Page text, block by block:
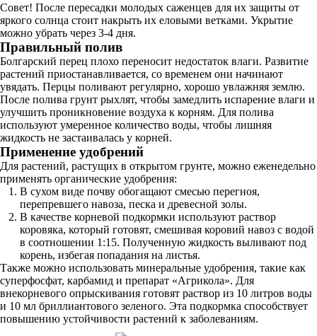
Совет! После пересадки молодых саженцев для их защиты от
яркого солнца стоит накрыть их еловыми ветками. Укрытие
можно убрать через 3-4 дня.
Правильный полив
Болгарский перец плохо переносит недостаток влаги. Развитие
растений приостанавливается, со временем они начинают
увядать. Перцы поливают регулярно, хорошо увлажняя землю.
После полива грунт рыхлят, чтобы замедлить испарение влаги и
улучшить проникновение воздуха к корням. Для полива
используют умеренное количество воды, чтобы лишняя
жидкость не застаивалась у корней.
Применение удобрений
Для растений, растущих в открытом грунте, можно еженедельно
применять органические удобрения:
В сухом виде почву обогащают смесью перегноя,
перепревшего навоза, песка и древесной золы.
В качестве корневой подкормки используют раствор
коровяка, который готовят, смешивая коровий навоз с водой
в соотношении 1:15. Полученную жидкость выливают под
корень, избегая попадания на листья.
Также можно использовать минеральные удобрения, такие как
суперфосфат, карбамид и препарат «Агрикола». Для
внекорневого опрыскивания готовят раствор из 10 литров воды
и 10 мл бриллиантового зеленого. Эта подкормка способствует
повышению устойчивости растений к заболеваниям.